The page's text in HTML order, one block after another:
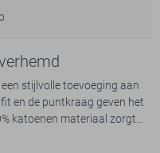
stijlvolle toevoeging aan
en de puntkraag geven het
katoenen materiaal zorgt
blauwe tint kun je